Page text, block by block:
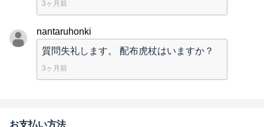
3ヶ月前
nantaruhonki
質問失礼します。 配布虎杖はいますか？
3ヶ月前
お支払い方法